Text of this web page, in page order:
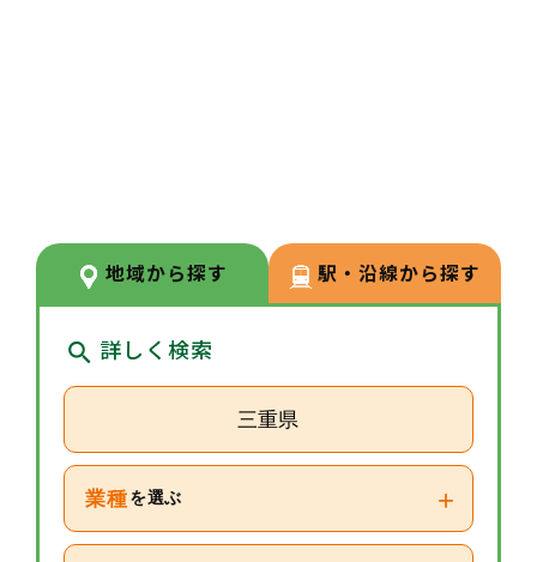
得しております。常にスキルアッ
プや新しいことへのチャレンジが
しやすい環境です。
地域から探す 駅・沿線から探す
詳しく検索
三重県
業種 を選ぶ +